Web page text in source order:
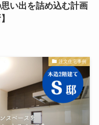
い出を詰め込む計画
注文住宅事例